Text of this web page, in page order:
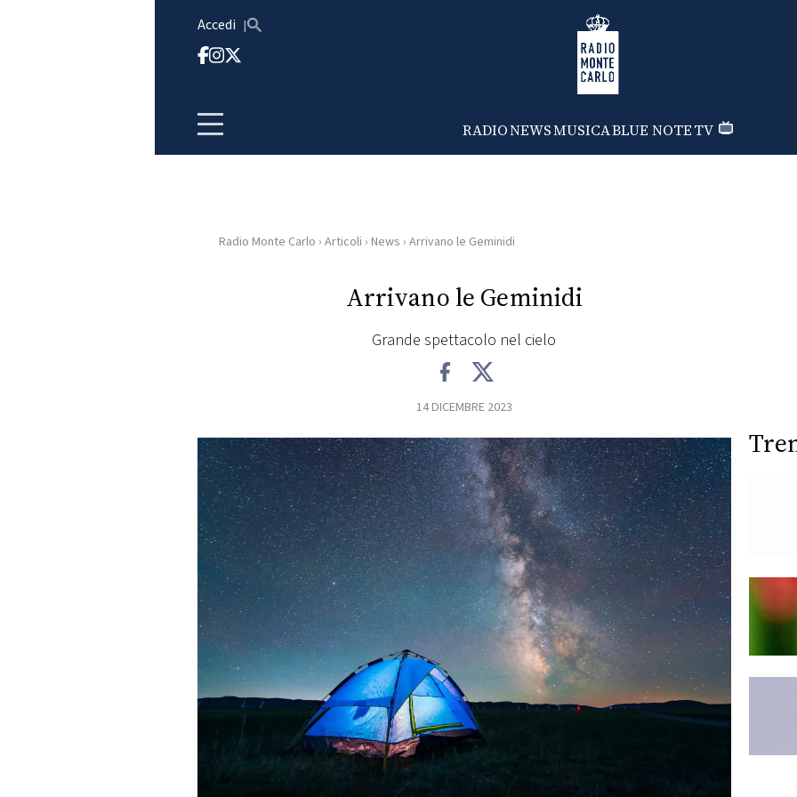
Accedi Radio Monte Carlo
RADIONEWSMUSICABLUE NOTETV
HOME
NEWS
FOTO
CONCORSI
EVENTI
VIDEO
Radio Monte Carlo › Articoli › News › Arrivano le Geminidi
Arrivano le Geminidi
Grande spettacolo nel cielo
14 DICEMBRE 2023